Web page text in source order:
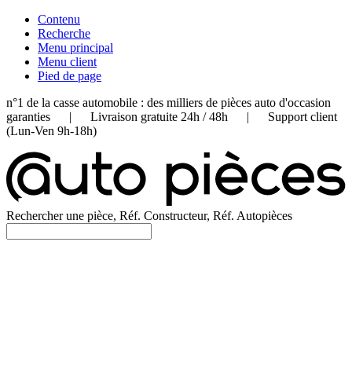
Contenu
Recherche
Menu principal
Menu client
Pied de page
n°1 de la casse automobile : des milliers de pièces auto d'occasion
garanties | Livraison gratuite 24h / 48h | Support client
(Lun-Ven 9h-18h)
Rechercher une pièce, Réf. Constructeur, Réf. Autopièces